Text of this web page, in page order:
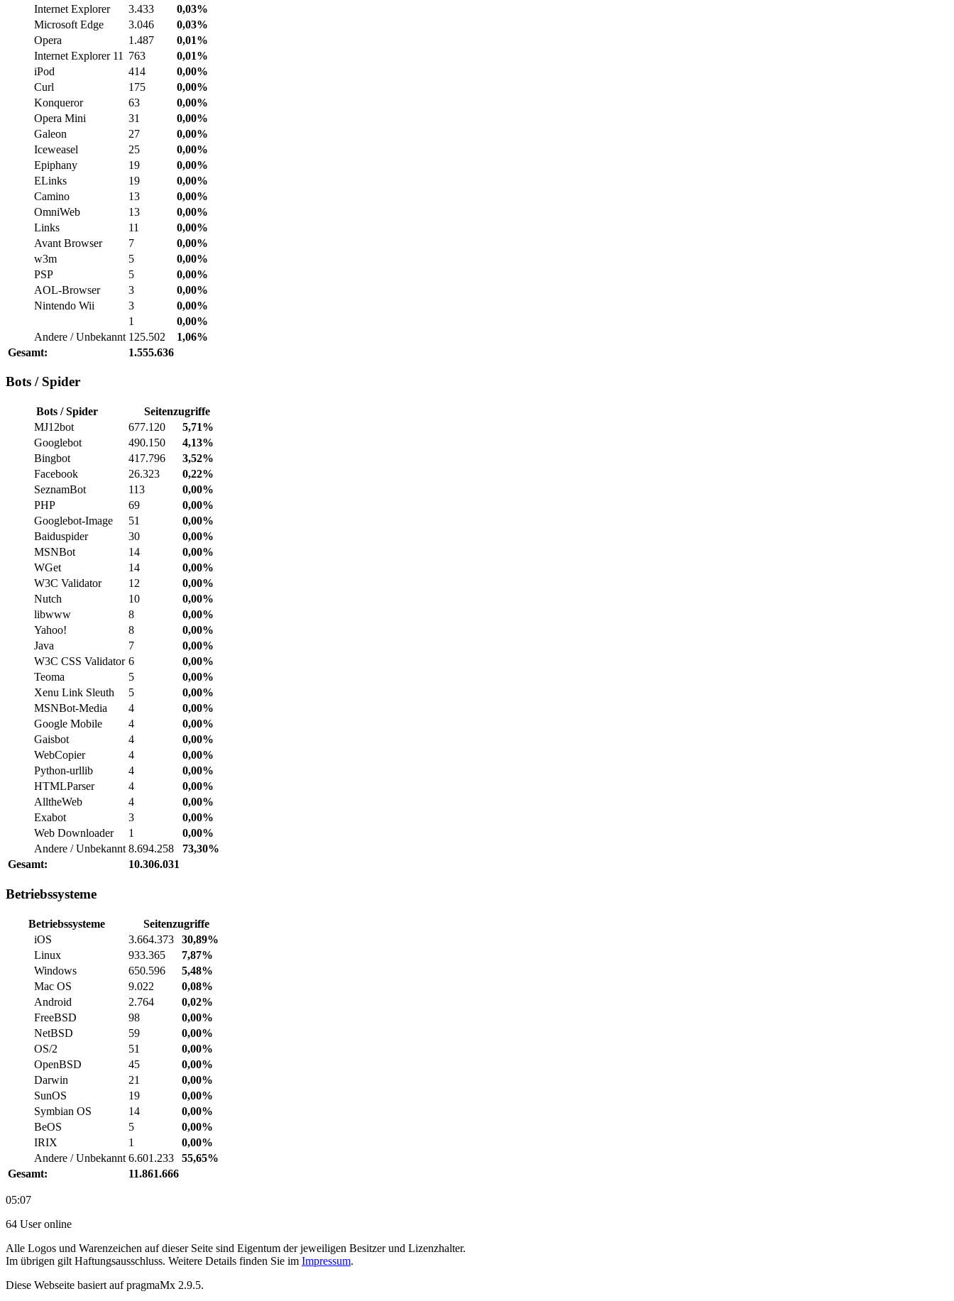
Internet Explorer
3.433
0,03%
Microsoft Edge
3.046
0,03%
Opera
1.487
0,01%
Internet Explorer 11
763
0,01%
iPod
414
0,00%
Curl
175
0,00%
Konqueror
63
0,00%
Opera Mini
31
0,00%
Galeon
27
0,00%
Iceweasel
25
0,00%
Epiphany
19
0,00%
ELinks
19
0,00%
Camino
13
0,00%
OmniWeb
13
0,00%
Links
11
0,00%
Avant Browser
7
0,00%
w3m
5
0,00%
PSP
5
0,00%
AOL-Browser
3
0,00%
Nintendo Wii
3
0,00%
1
0,00%
Andere / Unbekannt 125.502
1,06%
Gesamt:
1.555.636
Bots / Spider
Bots / Spider
Seitenzugriffe
MJ12bot
677.120
5,71%
Googlebot
490.150
4,13%
Bingbot
417.796
3,52%
Facebook
26.323
0,22%
SeznamBot
113
0,00%
PHP
69
0,00%
Googlebot-Image
51
0,00%
Baiduspider
30
0,00%
MSNBot
14
0,00%
WGet
14
0,00%
W3C Validator
12
0,00%
Nutch
10
0,00%
libwww
8
0,00%
Yahoo!
8
0,00%
Java
7
0,00%
W3C CSS Validator 6
0,00%
Teoma
5
0,00%
Xenu Link Sleuth
5
0,00%
MSNBot-Media
4
0,00%
Google Mobile
4
0,00%
Gaisbot
4
0,00%
WebCopier
4
0,00%
Python-urllib
4
0,00%
HTMLParser
4
0,00%
AlltheWeb
4
0,00%
Exabot
3
0,00%
Web Downloader
1
0,00%
Andere / Unbekannt 8.694.258
73,30%
Gesamt:
10.306.031
Betriebssysteme
Betriebssysteme
Seitenzugriffe
iOS
3.664.373
30,89%
Linux
933.365
7,87%
Windows
650.596
5,48%
Mac OS
9.022
0,08%
Android
2.764
0,02%
FreeBSD
98
0,00%
NetBSD
59
0,00%
OS/2
51
0,00%
OpenBSD
45
0,00%
Darwin
21
0,00%
SunOS
19
0,00%
Symbian OS
14
0,00%
BeOS
5
0,00%
IRIX
1
0,00%
Andere / Unbekannt 6.601.233
55,65%
Gesamt:
11.861.666
05:07
64 User online
Alle Logos und Warenzeichen auf dieser Seite sind Eigentum der jeweiligen Besitzer und Lizenzhalter.
Im übrigen gilt Haftungsausschluss. Weitere Details finden Sie im Impressum.
Diese Webseite basiert auf pragmaMx 2.9.5.